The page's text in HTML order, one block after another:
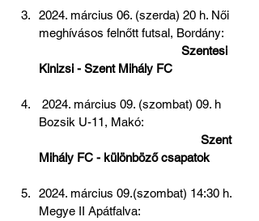
2024. március 06. (szerda) 20 h. Női
meghívásos felnőtt futsal, Bordány:
Szentesi
Kinizsi - Szent Mihály FC
Bozsik U-11, Makó:
Szent
Mihály FC - különböző csapatok
2024. március 09.(szombat) 14:30 h.
Megye II Apátfalva: